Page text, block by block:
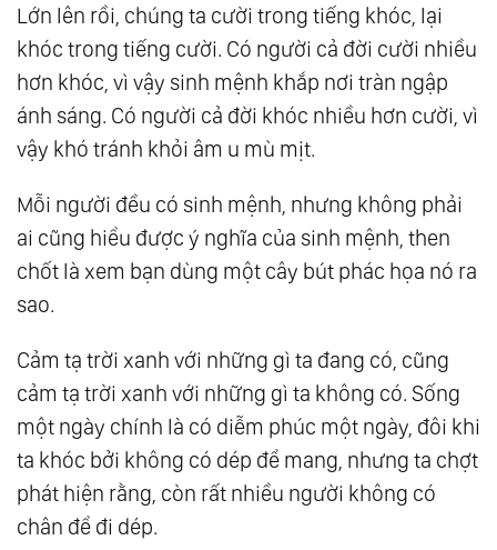
Hạnh Phúc Quý Giá Nhất Ở Ngay Bên Cạnh
Bạn
57.Tâm Chứa Thiện Niệm Trời Phù Hộ, Lòng
Mang Chân Thành Phúc Tự Đến
Xinh Đẹp Ắt Tâm Hồn Cũng Thanh Cao
59.Con Người Ai Cũng Đang Sống Trong
Hạnh Phúc Nhưng Lại Vô Tình Không Nhận
Ra
60.Ông Lão Đánh Cá Và Con Cá Vàng: Im
Lặng Trước Điều Xấu Có Thật Sự Vô Tội?
61.Đời Người Bao Nhiêu Việc Nhiễu Loạn
Nhân Tâm, Chỉ Buông Bỏ Mới Có Thể Thông
Suốt
81.Nhân Sinh Như Mộng Ảo, Ân Huệ Cần Báo
Lớn lên rồi, chúng ta cười trong tiếng khóc, lại
khóc trong tiếng cười. Có người cả đời cười nhiều
hơn khóc, vì vậy sinh mệnh khắp nơi tràn ngập
ánh sáng. Có người cả đời khóc nhiều hơn cười, vì
vậy khó tránh khỏi âm u mù mịt.
Mỗi người đều có sinh mệnh, nhưng không phải
ai cũng hiểu được ý nghĩa của sinh mệnh, then
chốt là xem bạn dùng một cây bút phác họa nó ra
sao.
Cảm tạ trời xanh với những gì ta đang có, cũng
cảm tạ trời xanh với những gì ta không có. Sống
một ngày chính là có diễm phúc một ngày, đôi khi
ta khóc bởi không có dép để mang, nhưng ta chợt
phát hiện rằng, còn rất nhiều người không có
chân để đi dép.